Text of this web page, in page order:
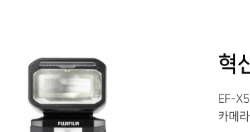
혁
EF-
카메